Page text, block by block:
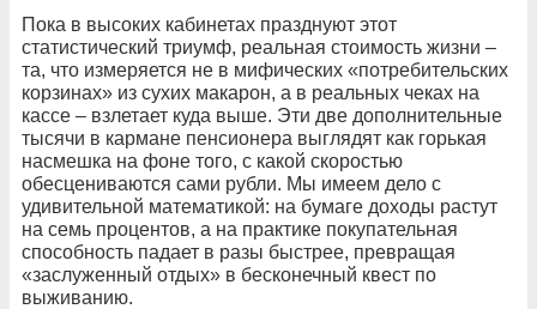
Пока в высоких кабинетах празднуют этот
статистический триумф, реальная стоимость жизни –
та, что измеряется не в мифических «потребительских
корзинах» из сухих макарон, а в реальных чеках на
кассе – взлетает куда выше. Эти две дополнительные
тысячи в кармане пенсионера выглядят как горькая
насмешка на фоне того, с какой скоростью
обесцениваются сами рубли. Мы имеем дело с
удивительной математикой: на бумаге доходы растут
на семь процентов, а на практике покупательная
способность падает в разы быстрее, превращая
«заслуженный отдых» в бесконечный квест по
выживанию.